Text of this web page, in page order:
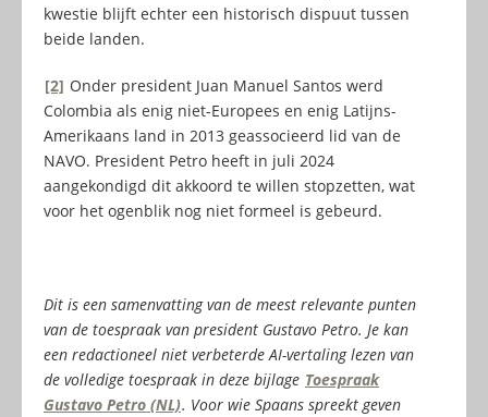
kwestie blijft echter een historisch dispuut tussen
beide landen.
[2] Onder president Juan Manuel Santos werd
Colombia als enig niet-Europees en enig Latijns-
Amerikaans land in 2013 geassocieerd lid van de
NAVO. President Petro heeft in juli 2024
aangekondigd dit akkoord te willen stopzetten, wat
voor het ogenblik nog niet formeel is gebeurd.
Dit is een samenvatting van de meest relevante punten
van de toespraak van president Gustavo Petro. Je kan
een redactioneel niet verbeterde AI-vertaling lezen van
de volledige toespraak in deze bijlage Toespraak
Gustavo Petro (NL). Voor wie Spaans spreekt geven